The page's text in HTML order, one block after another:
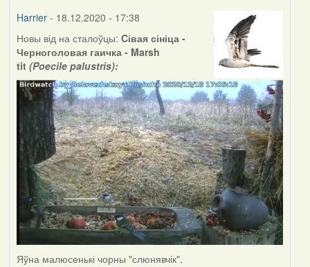
Harrier- 18.12.2020 - 17:38
Новы від на сталоўцы: Cівая сініца -
Черноголовая гаичка - Marsh
tit (Poecile palustris):
Яўна малюсенькі чорны "слюнявчік".